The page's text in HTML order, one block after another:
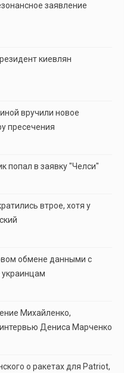
заявление
киевлян
вручили новое
пресечения
попал в заявку "Челси"
втрое, хотя у
обмене данными с
украинцам
Михайленко,
Дениса Марченко
о ракетах для Patriot,